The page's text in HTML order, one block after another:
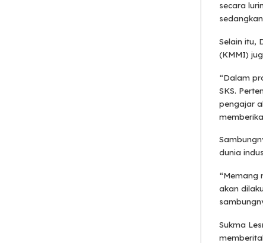
secara
Selain itu,
(KMMI)
“Dalam
SKS.
pengajar
dunia
“Memang
akan
Sukma